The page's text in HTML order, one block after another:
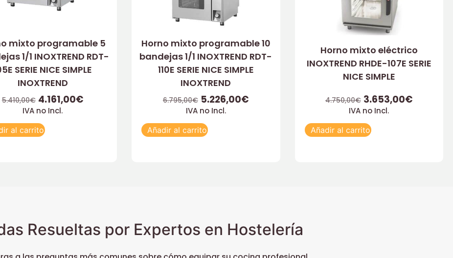
mixto programable 5
1/1 INOXTREND RDT-
SERIE NICE SIMPLE
INOXTREND
5.410,00€ 4.161,00€
IVA no Incl.
al carrito
Horno mixto programable 10
bandejas 1/1 INOXTREND RDT-
110E SERIE NICE SIMPLE
INOXTREND
6.795,00€ 5.226,00€
IVA no Incl.
Añadir al carrito
Horno mixto eléctrico
INOXTREND RHDE-107E SERIE
NICE SIMPLE
4.750,00€ 3.653,00€
IVA no Incl.
Añadir al carrito
Resueltas por Expertos en Hostelería